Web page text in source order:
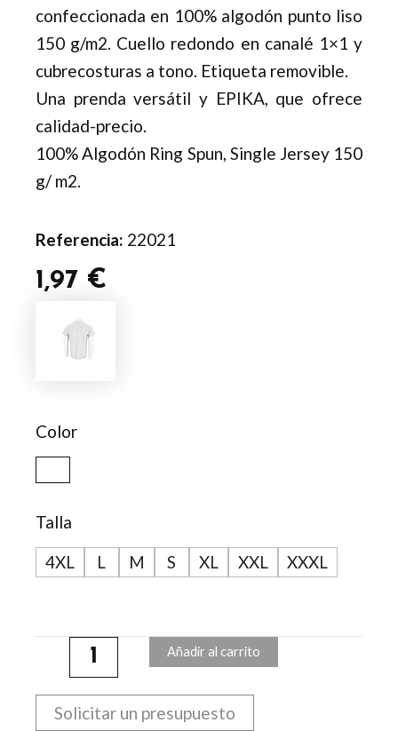
confeccionada en 100% algodón punto liso
150 g/m2. Cuello redondo en canalé 1×1 y
cubrecosturas a tono. Etiqueta removible.
Una prenda versátil y EPIKA, que ofrece
calidad-precio.
100% Algodón Ring Spun, Single Jersey 150
g/ m2.
Referencia: 22021
1,97 €
Color
Talla
4XL
L M S XL XXL XXXL
Adulto
cantidad
Añadir al carrito
Solicitar un presupuesto